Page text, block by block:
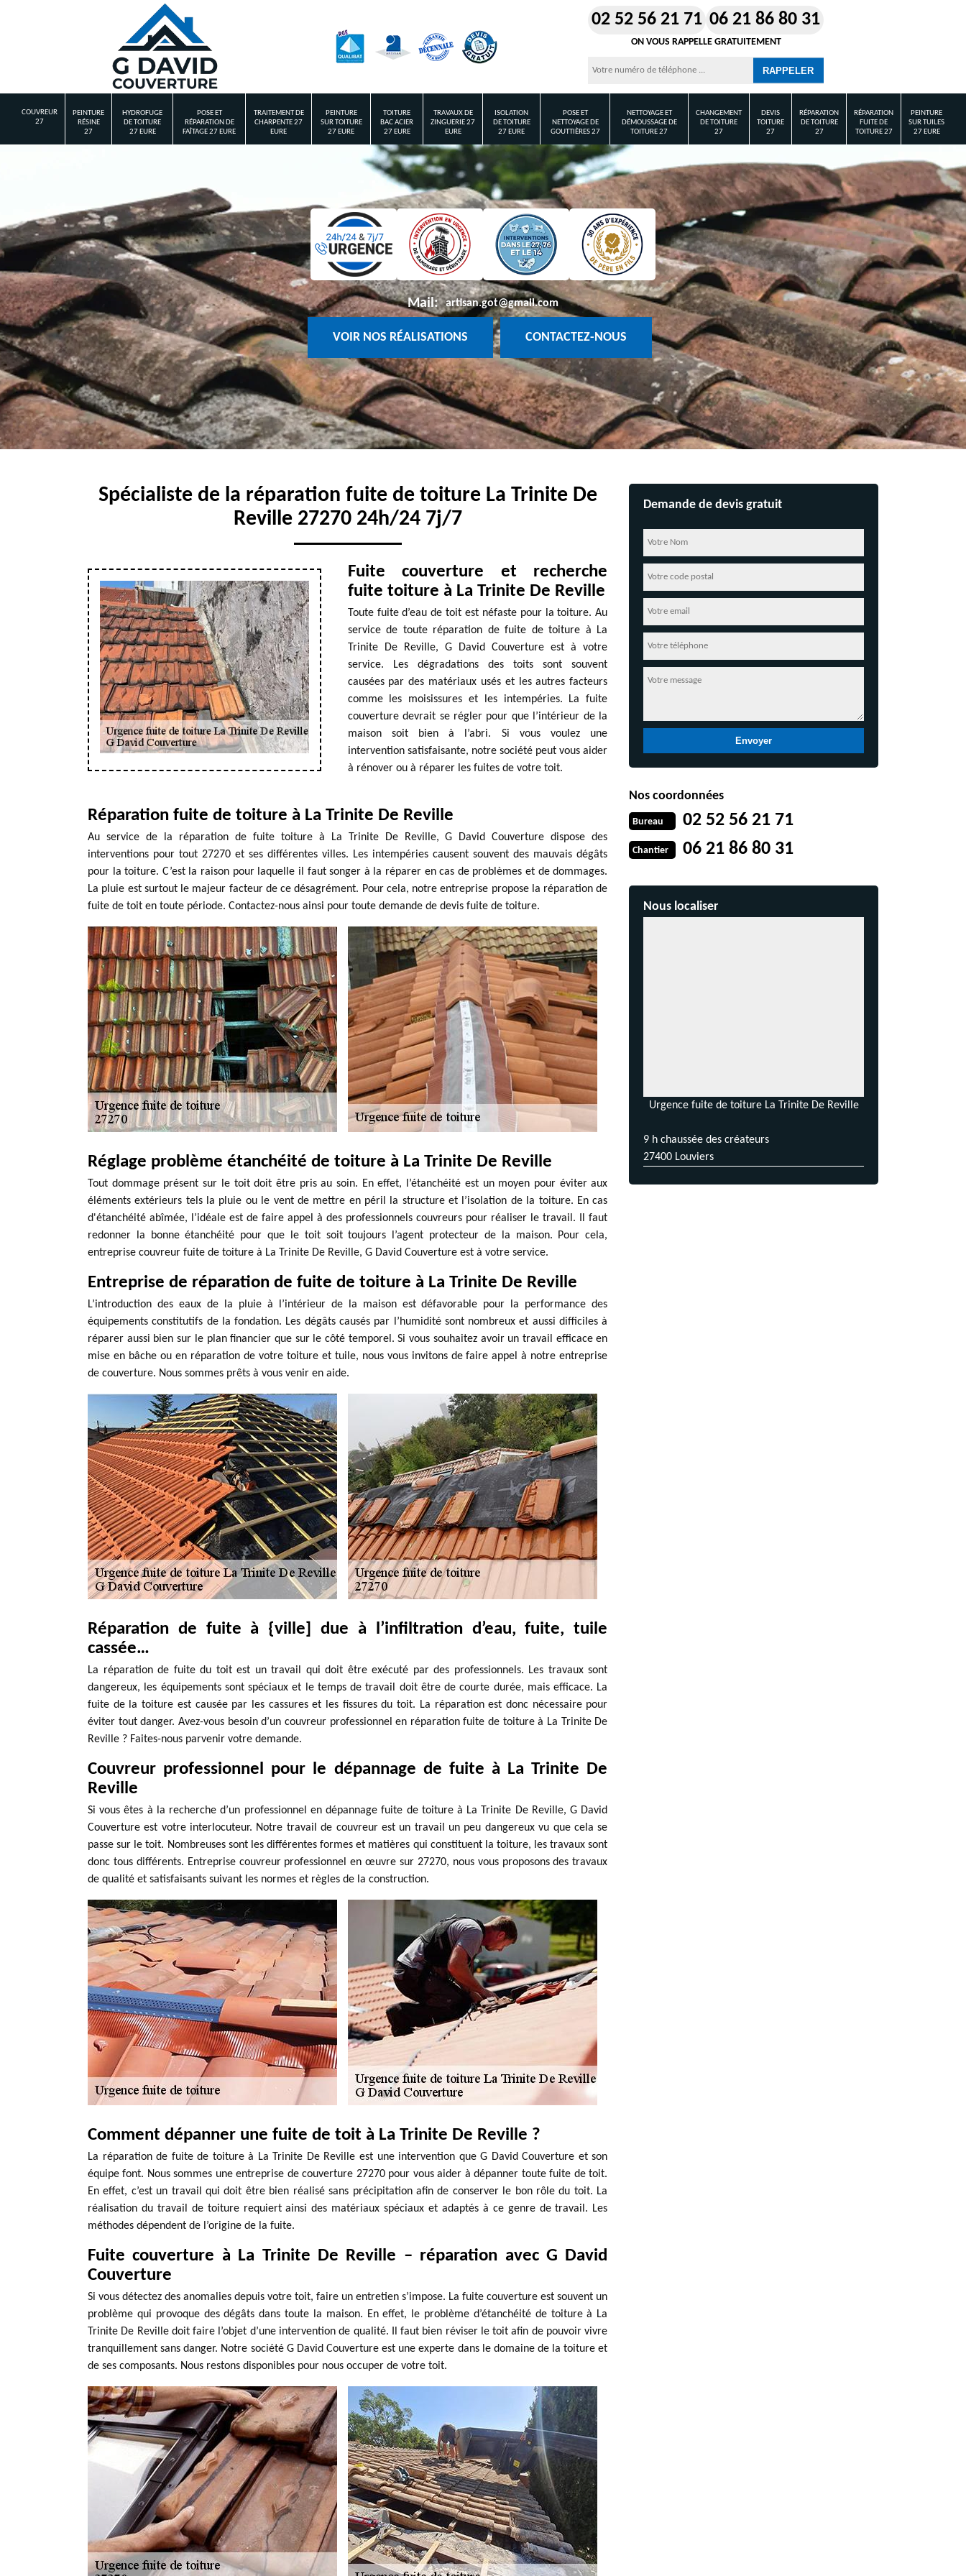
02 52 56 21 71 06 21 86 80 31
ON VOUS RAPPELLE GRATUITEMENT
COUVREUR
27
PEINTURE
RÉSINE
27
HYDROFUGE
DE TOITURE
27 EURE
POSE ET
RÉPARATION DE
FAÎTAGE 27 EURE
TRAITEMENT DE
CHARPENTE 27
EURE
PEINTURE
SUR TOITURE
27 EURE
TOITURE
BAC ACIER
27 EURE
TRAVAUX DE
ZINGUERIE 27
EURE
ISOLATION
DE TOITURE
27 EURE
POSE ET
NETTOYAGE DE
GOUTTIÈRES 27
NETTOYAGE ET
DÉMOUSSAGE DE
TOITURE 27
CHANGEMENT
DE TOITURE
27
DEVIS
TOITURE
27
RÉPARATION
DE TOITURE
27
RÉPARATION
FUITE DE
TOITURE 27
PEINTURE
SUR TUILES
27 EURE
Mail: artisan.got@gmail.com
VOIR NOS RÉALISATIONS CONTACTEZ-NOUS
Spécialiste de la réparation fuite de toiture La Trinite De
Reville 27270 24h/24 7j/7
Fuite couverture et recherche
fuite toiture à La Trinite De Reville
Toute fuite d’eau de toit est néfaste pour la toiture. Au
service de toute réparation de fuite de toiture à La
Trinite De Reville, G David Couverture est à votre
service. Les dégradations des toits sont souvent
causées par des matériaux usés et les autres facteurs
comme les moisissures et les intempéries. La fuite
couverture devrait se régler pour que l’intérieur de la
maison soit bien à l’abri. Si vous voulez une
intervention satisfaisante, notre société peut vous aider
à rénover ou à réparer les fuites de votre toit.
Réparation fuite de toiture à La Trinite De Reville
Au service de la réparation de fuite toiture à La Trinite De Reville, G David Couverture dispose des
interventions pour tout 27270 et ses différentes villes. Les intempéries causent souvent des mauvais dégâts
pour la toiture. C’est la raison pour laquelle il faut songer à la réparer en cas de problèmes et de dommages.
La pluie est surtout le majeur facteur de ce désagrément. Pour cela, notre entreprise propose la réparation de
fuite de toit en toute période. Contactez-nous ainsi pour toute demande de devis fuite de toiture.
Réglage problème étanchéité de toiture à La Trinite De Reville
Tout dommage présent sur le toit doit être pris au soin. En effet, l’étanchéité est un moyen pour éviter aux
éléments extérieurs tels la pluie ou le vent de mettre en péril la structure et l’isolation de la toiture. En cas
d'étanchéité abîmée, l’idéale est de faire appel à des professionnels couvreurs pour réaliser le travail. Il faut
redonner la bonne étanchéité pour que le toit soit toujours l’agent protecteur de la maison. Pour cela,
entreprise couvreur fuite de toiture à La Trinite De Reville, G David Couverture est à votre service.
Entreprise de réparation de fuite de toiture à La Trinite De Reville
L’introduction des eaux de la pluie à l’intérieur de la maison est défavorable pour la performance des
équipements constitutifs de la fondation. Les dégâts causés par l’humidité sont nombreux et aussi difficiles à
réparer aussi bien sur le plan financier que sur le côté temporel. Si vous souhaitez avoir un travail efficace en
mise en bâche ou en réparation de votre toiture et tuile, nous vous invitons de faire appel à notre entreprise
de couverture. Nous sommes prêts à vous venir en aide.
Réparation de fuite à {ville] due à l’infiltration d’eau, fuite, tuile
cassée…
La réparation de fuite du toit est un travail qui doit être exécuté par des professionnels. Les travaux sont
dangereux, les équipements sont spéciaux et le temps de travail doit être de courte durée, mais efficace. La
fuite de la toiture est causée par les cassures et les fissures du toit. La réparation est donc nécessaire pour
éviter tout danger. Avez-vous besoin d’un couvreur professionnel en réparation fuite de toiture à La Trinite De
Reville ? Faites-nous parvenir votre demande.
Couvreur professionnel pour le dépannage de fuite à La Trinite De
Reville
Si vous êtes à la recherche d’un professionnel en dépannage fuite de toiture à La Trinite De Reville, G David
Couverture est votre interlocuteur. Notre travail de couvreur est un travail un peu dangereux vu que cela se
passe sur le toit. Nombreuses sont les différentes formes et matières qui constituent la toiture, les travaux sont
donc tous différents. Entreprise couvreur professionnel en œuvre sur 27270, nous vous proposons des travaux
de qualité et satisfaisants suivant les normes et règles de la construction.
Comment dépanner une fuite de toit à La Trinite De Reville ?
La réparation de fuite de toiture à La Trinite De Reville est une intervention que G David Couverture et son
équipe font. Nous sommes une entreprise de couverture 27270 pour vous aider à dépanner toute fuite de toit.
En effet, c’est un travail qui doit être bien réalisé sans précipitation afin de conserver le bon rôle du toit. La
réalisation du travail de toiture requiert ainsi des matériaux spéciaux et adaptés à ce genre de travail. Les
méthodes dépendent de l’origine de la fuite.
Fuite couverture à La Trinite De Reville – réparation avec G David
Couverture
Si vous détectez des anomalies depuis votre toit, faire un entretien s’impose. La fuite couverture est souvent un
problème qui provoque des dégâts dans toute la maison. En effet, le problème d’étanchéité de toiture à La
Trinite De Reville doit faire l’objet d’une intervention de qualité. Il faut bien réviser le toit afin de pouvoir vivre
tranquillement sans danger. Notre société G David Couverture est une experte dans le domaine de la toiture et
de ses composants. Nous restons disponibles pour nous occuper de votre toit.
Demande de devis gratuit
Nos coordonnées
Bureau 02 52 56 21 71
Chantier 06 21 86 80 31
Nous localiser
Urgence fuite de toiture La Trinite De Reville
9 h chaussée des créateurs
27400 Louviers